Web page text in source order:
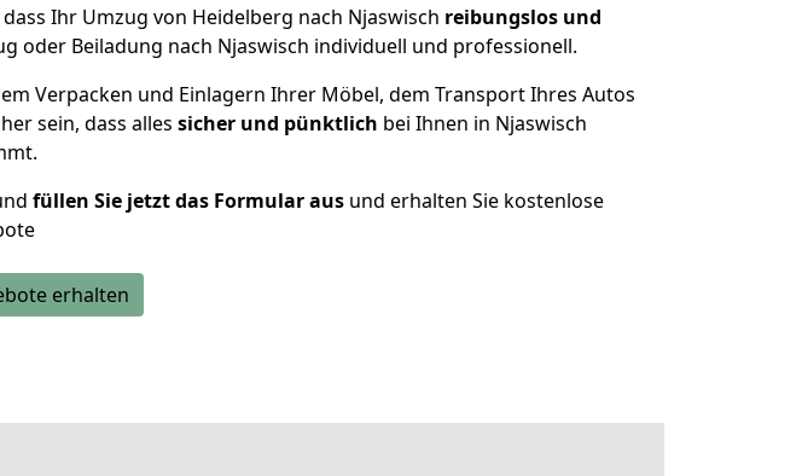
Ihr Umzug von Heidelberg nach Njaswisch reibungslos und
oder Beiladung nach Njaswisch individuell und professionell.
Verpacken und Einlagern Ihrer Möbel, dem Transport Ihres Autos
sein, dass alles sicher und pünktlich bei Ihnen in Njaswisch
füllen Sie jetzt das Formular aus und erhalten Sie kostenlose
erhalten